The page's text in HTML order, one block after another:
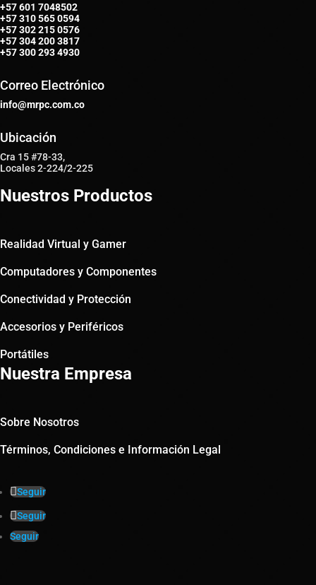
+57 601 7048502
+57310 565 0594
+57302 215 0576
+57304 200 3817
+57300 293 4930
Correo Electrónico
info@mrpc.com.co
Ubicación
Cra 15 #78-33,
Locales 2-224/2-225
Nuestros Productos
Realidad Virtual y Gamer
Computadores y Componentes
Conectividad y Protección
Accesorios y Periféricos
Portátiles
Nuestra Empresa
Sobre Nosotros
Términos, Condiciones e Información Legal
Seguir
Seguir
Seguir